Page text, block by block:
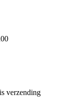
verzending